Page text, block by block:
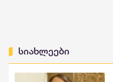
სიახლეები